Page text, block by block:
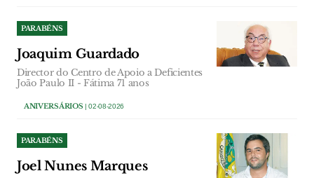
PARABÉNS
Joaquim Guardado
Director do Centro de Apoio a Deficientes
João Paulo II - Fátima 71 anos
ANIVERSÁRIOS| 02-08-2026
PARABÉNS
Joel Nunes Marques